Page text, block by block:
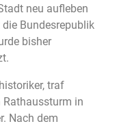
neu aufleben
Bundesrepublik
bisher
traf
Rathaussturm in
Nach dem